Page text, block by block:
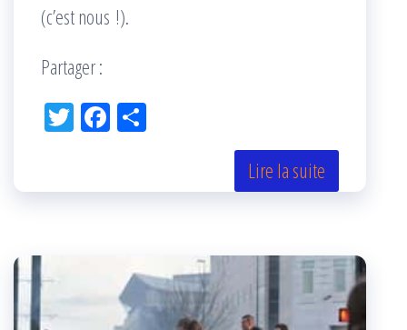
(c’est nous !).
Partager :
Tw Fac
k r
Lire la suite